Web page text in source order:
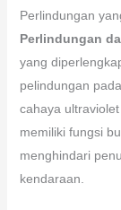
Perlindungan
Perlindungan
yang
pelindungan
cahaya
memiliki fungsi
menghindari
kendaraan.